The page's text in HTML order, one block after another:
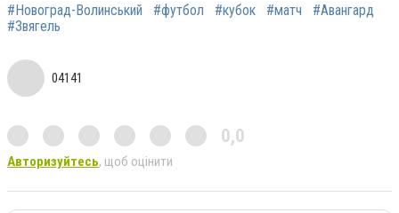
#Новоград-Волинський
#футбол #кубок #матч
#Авангард
#Звягель
04141
0,0
Авторизуйтесь, щоб оцінити